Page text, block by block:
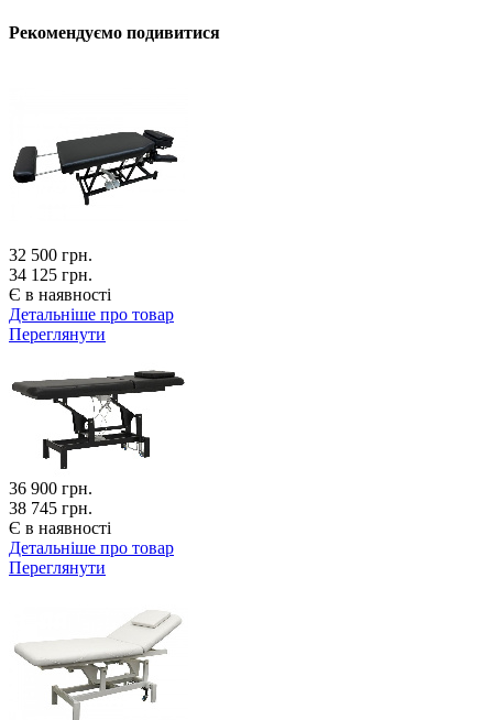
Рекомендуємо подивитися
32 500 грн.
34 125 грн.
Є в наявності
Детальніше про товар
Переглянути
36 900 грн.
38 745 грн.
Є в наявності
Детальніше про товар
Переглянути